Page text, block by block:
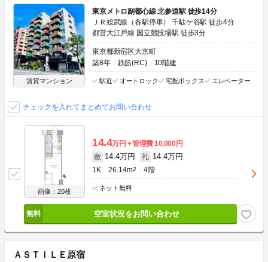
賃貸マンション
東京メトロ副都心線 北参道駅 徒歩14分
ＪＲ総武線（各駅停車） 千駄ケ谷駅 徒歩4分
都営大江戸線 国立競技場駅 徒歩3分
東京都新宿区大京町
築8年
鉄筋(RC) 10階建
駅近 オートロック 宅配ボックス エレベーター
チェックを入れてまとめてお問い合わせ
画像：20枚
14.4万円 管理費10,000円
敷 14.4万円 礼 14.4万円
1K 26.14m2 4階
ネット無料
空室状況をお問い合わせ
ＡＳＴＩＬＥ原宿